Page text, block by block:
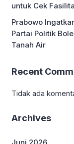
untuk Cek
Prabowo
Partai Politik
Tanah Air
Recent
Tidak ada
Archives